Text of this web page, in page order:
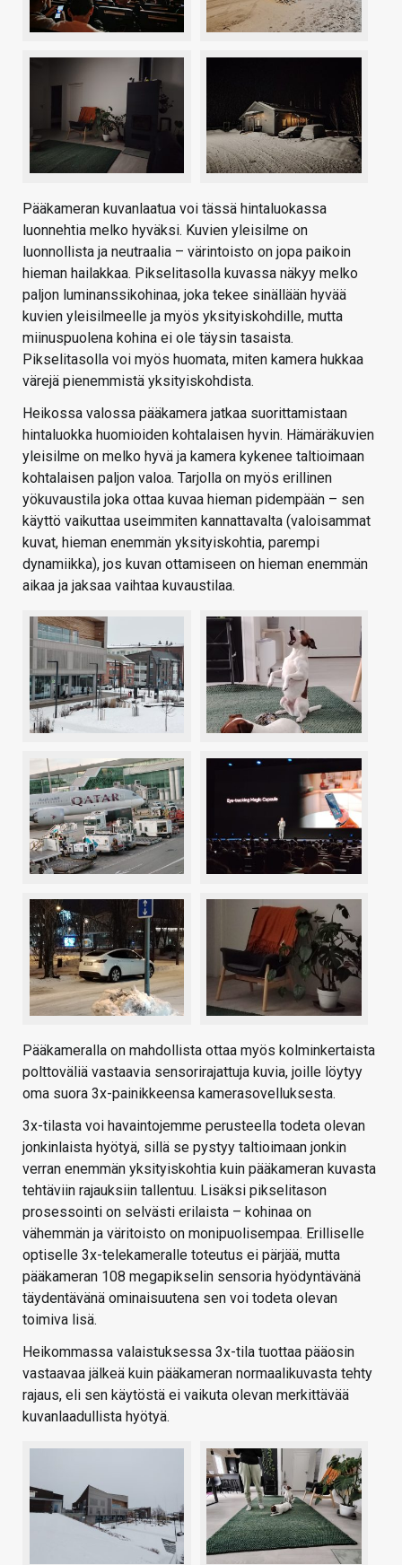
Pääkameran kuvanlaatua voi tässä hintaluokassa
luonnehtia melko hyväksi. Kuvien yleisilme on
luonnollista ja neutraalia – värintoisto on jopa paikoin
hieman hailakkaa. Pikselitasolla kuvassa näkyy melko
paljon luminanssikohinaa, joka tekee sinällään hyvää
kuvien yleisilmeelle ja myös yksityiskohdille, mutta
miinuspuolena kohina ei ole täysin tasaista.
Pikselitasolla voi myös huomata, miten kamera hukkaa
värejä pienemmistä yksityiskohdista.
Heikossa valossa pääkamera jatkaa suorittamistaan
hintaluokka huomioiden kohtalaisen hyvin. Hämäräkuvien
yleisilme on melko hyvä ja kamera kykenee taltioimaan
kohtalaisen paljon valoa. Tarjolla on myös erillinen
yökuvaustila joka ottaa kuvaa hieman pidempään – sen
käyttö vaikuttaa useimmiten kannattavalta (valoisammat
kuvat, hieman enemmän yksityiskohtia, parempi
dynamiikka), jos kuvan ottamiseen on hieman enemmän
aikaa ja jaksaa vaihtaa kuvaustilaa.
Pääkameralla on mahdollista ottaa myös kolminkertaista
polttoväliä vastaavia sensorirajattuja kuvia, joille löytyy
oma suora 3x-painikkeensa kamerasovelluksesta.
3x-tilasta voi havaintojemme perusteella todeta olevan
jonkinlaista hyötyä, sillä se pystyy taltioimaan jonkin
verran enemmän yksityiskohtia kuin pääkameran kuvasta
tehtäviin rajauksiin tallentuu. Lisäksi pikselitason
prosessointi on selvästi erilaista – kohinaa on
vähemmän ja väritoisto on monipuolisempaa. Erilliselle
optiselle 3x-telekameralle toteutus ei pärjää, mutta
pääkameran 108 megapikselin sensoria hyödyntävänä
täydentävänä ominaisuutena sen voi todeta olevan
toimiva lisä.
Heikommassa valaistuksessa 3x-tila tuottaa pääosin
vastaavaa jälkeä kuin pääkameran normaalikuvasta tehty
rajaus, eli sen käytöstä ei vaikuta olevan merkittävää
kuvanlaadullista hyötyä.